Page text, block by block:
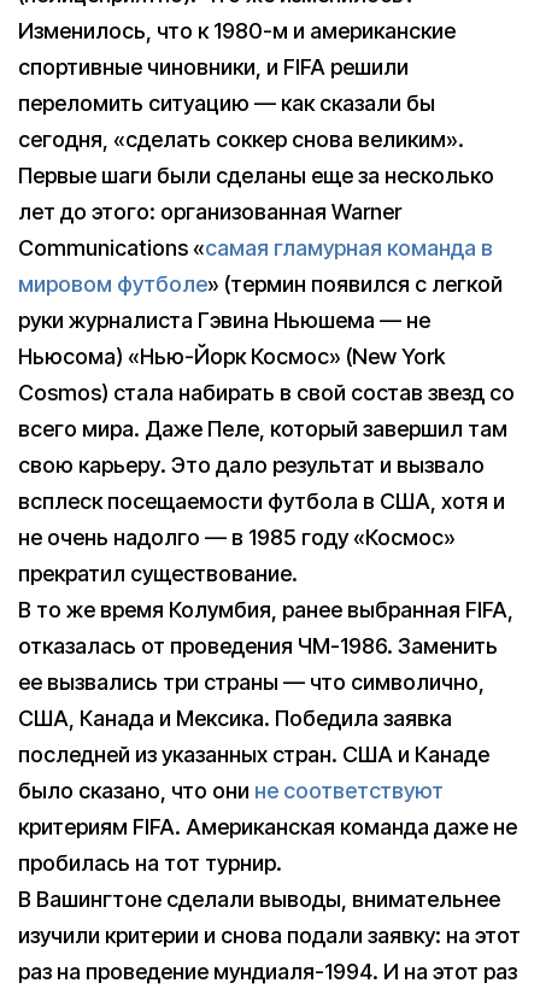
Изменилось, что к 1980-м и американские
спортивные чиновники, и FIFA решили
переломить ситуацию — как сказали бы
сегодня, «сделать соккер снова великим».
Первые шаги были сделаны еще за несколько
лет до этого: организованная Warner
Communications «самая гламурная команда в
мировом футболе» (термин появился с легкой
руки журналиста Гэвина Ньюшема — не
Ньюсома) «Нью-Йорк Космос» (New York
Cosmos) стала набирать в свой состав звезд со
всего мира. Даже Пеле, который завершил там
свою карьеру. Это дало результат и вызвало
всплеск посещаемости футбола в США, хотя и
не очень надолго — в 1985 году «Космос»
прекратил существование.
В то же время Колумбия, ранее выбранная FIFA,
отказалась от проведения ЧМ-1986. Заменить
ее вызвались три страны — что символично,
США, Канада и Мексика. Победила заявка
последней из указанных стран. США и Канаде
было сказано, что они не соответствуют
критериям FIFA. Американская команда даже не
пробилась на тот турнир.
В Вашингтоне сделали выводы, внимательнее
изучили критерии и снова подали заявку: на этот
раз на проведение мундиаля-1994. И на этот раз